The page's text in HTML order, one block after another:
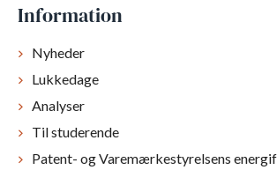
Information
Nyheder
Lukkedage
Analyser
Til studerende
Patent- og Varemærkestyrelsens